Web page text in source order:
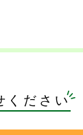
ください